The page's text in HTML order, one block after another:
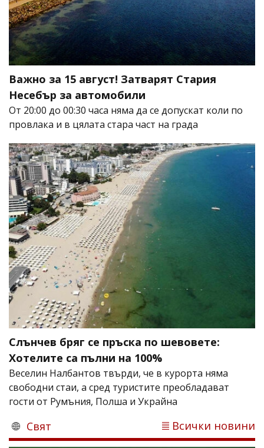
Важно за 15 август! Затварят Стария
Несебър за автомобили
От 20:00 до 00:30 часа няма да се допускат коли по
провлака и в цялата стара част на града
Слънчев бряг се пръска по шевовете:
Хотелите са пълни на 100%
Веселин Налбантов твърди, че в курорта няма
свободни стаи, а сред туристите преобладават
гости от Румъния, Полша и Украйна
Свят Всички новини